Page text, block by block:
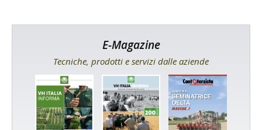
E-Magazine
Tecniche, prodotti e servizi dalle aziende